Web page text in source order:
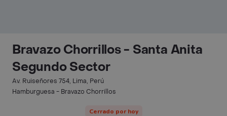
Bravazo Chorrillos - Santa Anita
Segundo Sector
Av. Ruiseñores 754, Lima, Perú
Hamburguesa - Bravazo Chorrillos
Cerrado por hoy